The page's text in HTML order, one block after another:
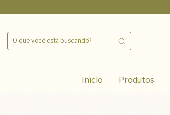
Início Produtos